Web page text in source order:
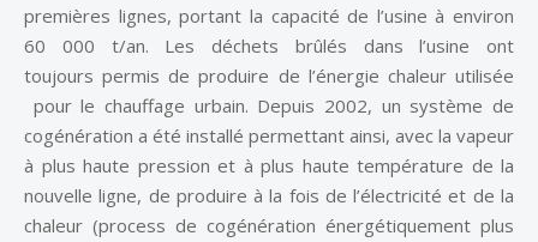
premières lignes, portant la capacité de l’usine à environ
60 000 t/an. Les déchets brûlés dans l’usine ont
toujours permis de produire de l’énergie chaleur utilisée
pour le chauffage urbain. Depuis 2002, un système de
cogénération a été installé permettant ainsi, avec la vapeur
à plus haute pression et à plus haute température de la
nouvelle ligne, de produire à la fois de l’électricité et de la
chaleur (process de cogénération énergétiquement plus